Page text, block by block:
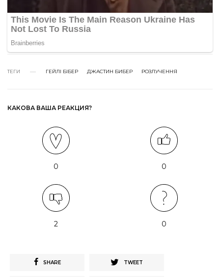
ТЕГИ ГЕЙЛІ БІБЕР ДЖАСТИН БИБЕР РОЗЛУЧЕННЯ
КАКОВА ВАША РЕАКЦИЯ?
0 0
2 0
SHARE TWEET